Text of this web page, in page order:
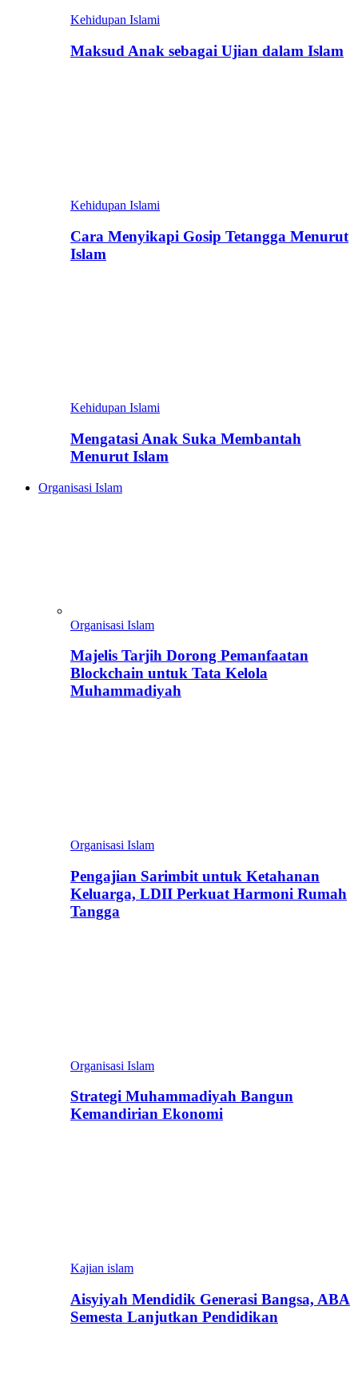
Kehidupan Islami
Maksud Anak sebagai Ujian dalam Islam
Kehidupan Islami
Cara Menyikapi Gosip Tetangga Menurut
Islam
Kehidupan Islami
Mengatasi Anak Suka Membantah
Menurut Islam
Organisasi Islam
Organisasi Islam
Majelis Tarjih Dorong Pemanfaatan
Blockchain untuk Tata Kelola
Muhammadiyah
Organisasi Islam
Pengajian Sarimbit untuk Ketahanan
Keluarga, LDII Perkuat Harmoni Rumah
Tangga
Organisasi Islam
Strategi Muhammadiyah Bangun
Kemandirian Ekonomi
Kajian islam
Aisyiyah Mendidik Generasi Bangsa, ABA
Semesta Lanjutkan Pendidikan